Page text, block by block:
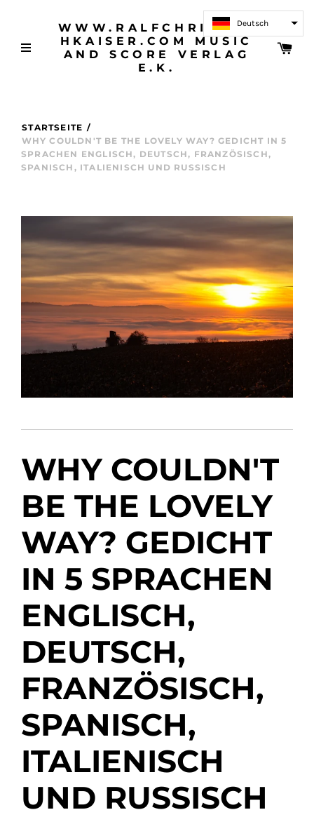
WWW.RALFCHRISTOP
HKAISER.COM MUSIC
AND SCORE VERLAG
E.K.
STARTSEITE /
WHY COULDN'T BE THE LOVELY WAY? GEDICHT IN 5
SPRACHEN ENGLISCH, DEUTSCH, FRANZÖSISCH,
SPANISCH, ITALIENISCH UND RUSSISCH
WHY COULDN'T
BE THE LOVELY
WAY? GEDICHT
IN 5 SPRACHEN
ENGLISCH,
DEUTSCH,
FRANZÖSISCH,
SPANISCH,
ITALIENISCH
UND RUSSISCH
Deutsch